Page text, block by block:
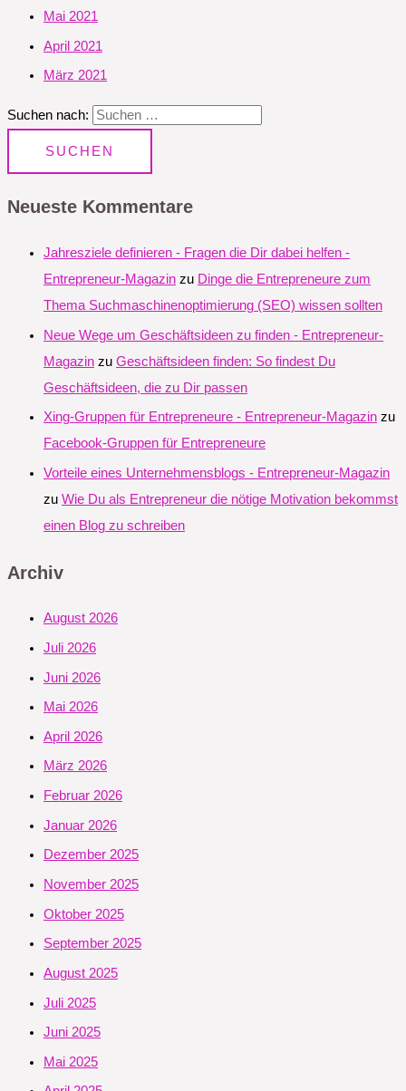
Mai 2021
April 2021
März 2021
Suchen nach:
Neueste Kommentare
Jahresziele definieren - Fragen die Dir dabei helfen -
Entrepreneur-Magazin zu Dinge die Entrepreneure zum
Thema Suchmaschinenoptimierung (SEO) wissen sollten
Neue Wege um Geschäftsideen zu finden - Entrepreneur-
Magazin zu Geschäftsideen finden: So findest Du
Geschäftsideen, die zu Dir passen
Xing-Gruppen für Entrepreneure - Entrepreneur-Magazin zu
Facebook-Gruppen für Entrepreneure
Vorteile eines Unternehmensblogs - Entrepreneur-Magazin
zu Wie Du als Entrepreneur die nötige Motivation bekommst
einen Blog zu schreiben
Archiv
August 2026
Juli 2026
Juni 2026
Mai 2026
April 2026
März 2026
Februar 2026
Januar 2026
Dezember 2025
November 2025
Oktober 2025
September 2025
August 2025
Juli 2025
Juni 2025
Mai 2025